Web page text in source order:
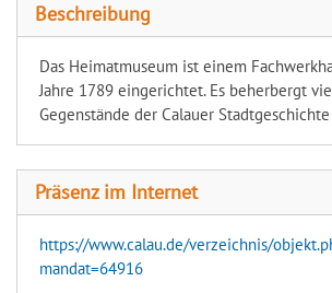
Beschreibung
Das Heimatmuseum ist einem
Jahre 1789 eingerichtet. Es beherbergt
Gegenstände der Calauer
Präsenz im Internet
https://www.calau.de/verzeichnis/
mandat=64916